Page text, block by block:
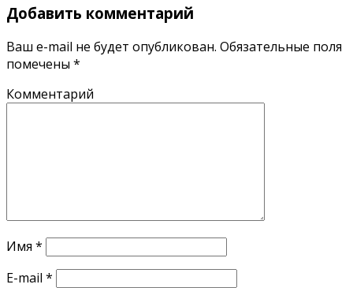
Добавить комментарий
Ваш e-mail не будет опубликован. Обязательные поля
помечены *
Комментарий
Имя *
E-mail *